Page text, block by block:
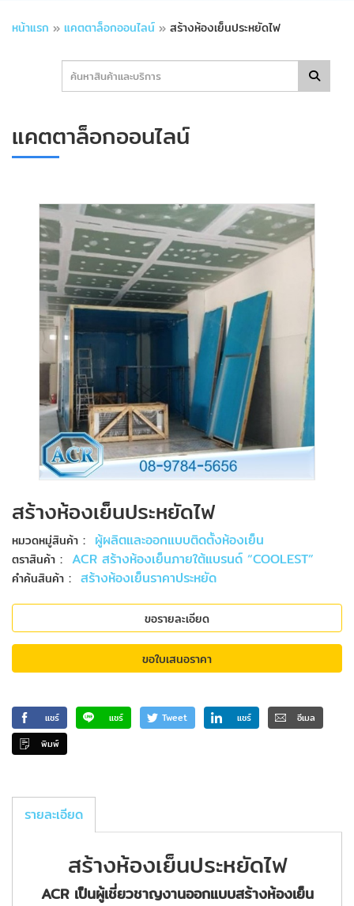
หน้าแรก » แคตตาล็อกออนไลน์ » สร้างห้องเย็นประหยัดไฟ
แคตตาล็อกออนไลน์
สร้างห้องเย็นประหยัดไฟ
หมวดหมู่สินค้า : ผู้ผลิตและออกแบบติดตั้งห้องเย็น
ตราสินค้า : ACR สร้างห้องเย็นภายใต้แบรนด์ “COOLEST”
คำค้นสินค้า : สร้างห้องเย็นราคาประหยัด
ขอรายละเอียด
ขอใบเสนอราคา
แชร์ แชร์ Tweet แชร์
อีเมล
พิมพ์
รายละเอียด
สร้างห้องเย็นประหยัดไฟ
ACR เป็นผู้เชี่ยวชาญงานออกแบบสร้างห้องเย็น